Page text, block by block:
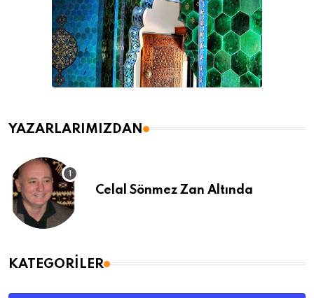
YAZARLARIMIZDAN
Celal Sönmez Zan Altında
KATEGORILER